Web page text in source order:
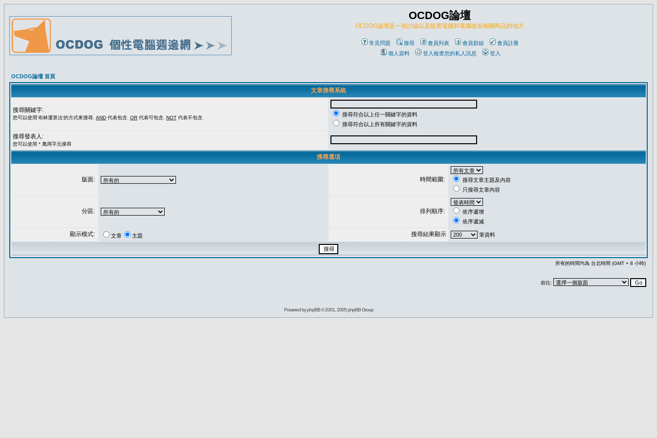
OCDOG論壇
OCDOG論壇是一個討論以及販賣電腦和電腦改裝相關商品的地方
常見問題 搜尋 會員列表 會員群組
會員註冊
個人資料
登入檢查您的私人訊息 登入
OCDOG論壇 首頁
文章搜尋系統
搜尋關鍵字:
您可以使用'布林運算法'的方式來搜尋. AND 代表包含. OR 代表可包含. NOT 代表不包含.
搜尋符合以上任一關鍵字的資料
搜尋符合以上所有關鍵字的資料
搜尋發表人:
您可以使用 * 萬用字元搜尋
搜尋選項
版面: 時間範圍:
搜尋文章主題及內容
只搜尋文章內容
分區: 排列順序:
依序遞增
依序遞減
顯示模式: 文章 主題 搜尋結果顯示 筆資料
所有的時間均為 台北時間 (GMT + 8 小時)
前往:
Powered byphpBB© 2001, 2005 phpBB Group